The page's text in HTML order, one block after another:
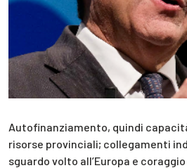
Autofinanziamento, quindi
risorse provinciali; collegamenti
sguardo volto all’Europa e